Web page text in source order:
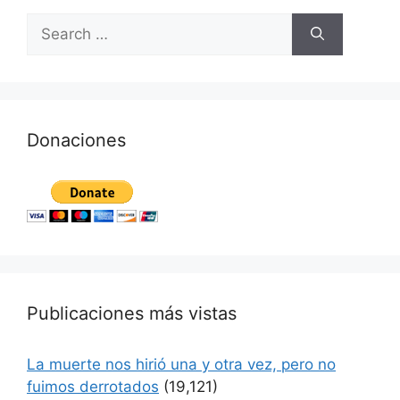
Donaciones
Publicaciones más vistas
La muerte nos hirió una y otra vez, pero no
fuimos derrotados (19,121)